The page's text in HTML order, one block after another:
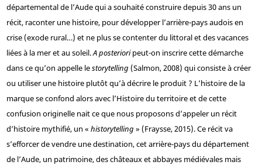
départemental de l’Aude qui a souhaité construire depuis 30 ans un
récit, raconter une histoire, pour développer l’arrière-pays audois en
crise (exode rural…) et ne plus se contenter du littoral et des vacances
liées à la mer et au soleil.A posterioripeut-on inscrire cette démarche
dans ce qu’on appelle lestorytelling (Salmon, 2008) qui consiste à créer
ou utiliser une histoire plutôt qu’à décrire le produit ? L’histoire de la
marque se confond alors avec l’Histoire du territoire et de cette
confusion originelle nait ce que nous proposons d’appeler un récit
d’histoire mythifié, un « historytelling » (Fraysse, 2015). Ce récit va
s’efforcer de vendre une destination, cet arrière-pays du département
de l’Aude, un patrimoine, des châteaux et abbayes médiévales mais